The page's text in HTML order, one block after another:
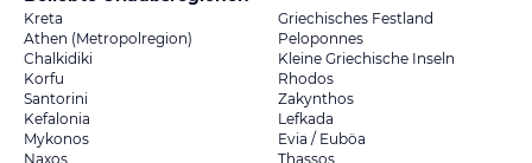
Kreta
Griechisches Festland
Athen (Metropolregion)
Peloponnes
Chalkidiki
Kleine Griechische Inseln
Korfu
Rhodos
Santorini
Zakynthos
Kefalonia
Lefkada
Mykonos
Evia / Euböa
Naxos
Thassos